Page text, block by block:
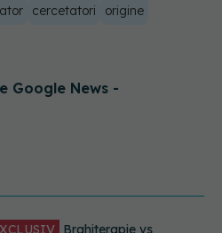
cercetatori
origine
Google News -